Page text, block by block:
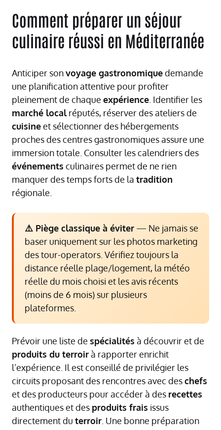
Comment préparer un séjour
culinaire réussi en Méditerranée
Anticiper sonvoyage gastronomiquedemande
une planification attentive pour profiter
pleinement de chaque expérience . Identifier les
marché localréputés, réserver des ateliers de
cuisineet sélectionner des hébergements
proches des centres gastronomiques assure une
immersion totale. Consulter les calendriers des
événements culinaires permet de ne rien
manquer des temps forts de la tradition
régionale.
⚠️ Piège classique à éviter — Ne jamais se
baser uniquement sur les photos marketing
des tour-operators. Vérifiez toujours la
distance réelle plage/logement, la météo
réelle du mois choisi et les avis récents
(moins de 6 mois) sur plusieurs
plateformes.
Prévoir une liste de spécialités à découvrir et de
produits du terroirà rapporter enrichit
l’expérience. Il est conseillé de privilégier les
circuits proposant des rencontres avec deschefs
et des producteurs pour accéder à des recettes
authentiques et des produits frais issus
directement du terroir . Une bonne préparation